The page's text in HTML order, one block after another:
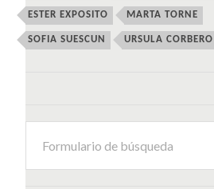
ESTER EXPOSITO MARTA TORNE
SOFIA SUESCUN URSULA CORBERO